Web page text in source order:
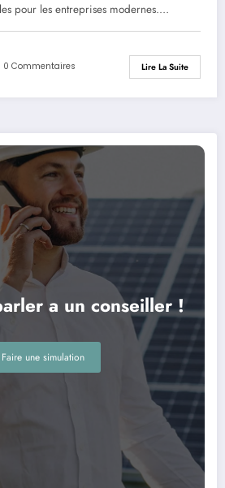
pour les entreprises modernes.…
0 Commentaires Lire La Suite
a un conseiller !
Faire une simulation